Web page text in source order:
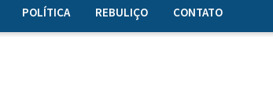
POLÍTICA REBULIÇO CONTATO